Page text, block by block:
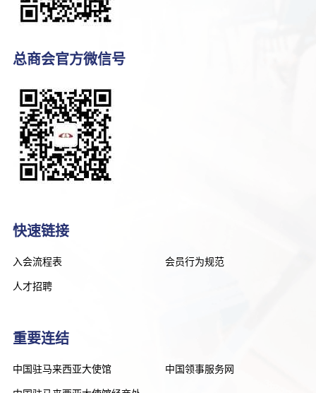
总商会官方微信号
快速链接
入会流程表 会员行为规范
人才招聘
重要连结
中国驻马来西亚大使馆 中国领事服务网